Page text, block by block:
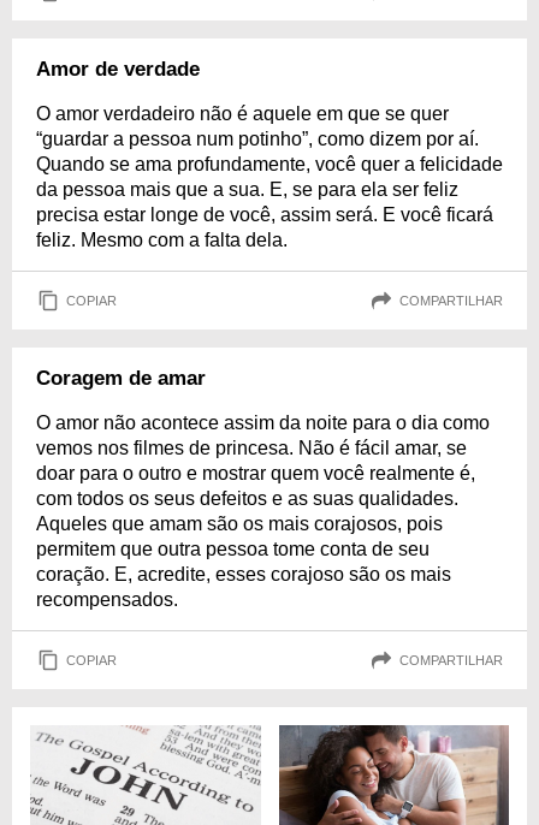
Amor de verdade
O amor verdadeiro não é aquele em que se quer
“guardar a pessoa num potinho”, como dizem por aí.
Quando se ama profundamente, você quer a felicidade
da pessoa mais que a sua. E, se para ela ser feliz
precisa estar longe de você, assim será. E você ficará
feliz. Mesmo com a falta dela.
COPIAR COMPARTILHAR
Coragem de amar
O amor não acontece assim da noite para o dia como
vemos nos filmes de princesa. Não é fácil amar, se
doar para o outro e mostrar quem você realmente é,
com todos os seus defeitos e as suas qualidades.
Aqueles que amam são os mais corajosos, pois
permitem que outra pessoa tome conta de seu
coração. E, acredite, esses corajoso são os mais
recompensados.
COPIAR COMPARTILHAR